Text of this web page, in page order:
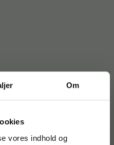
Om
vores indhold og